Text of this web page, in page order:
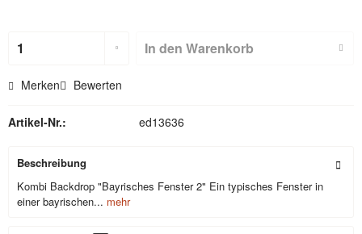
In den Warenkorb
Merken Bewerten
Artikel-Nr.: ed13636
Beschreibung
Kombi Backdrop "Bayrisches Fenster 2" Ein typisches Fenster in
einer bayrischen... mehr